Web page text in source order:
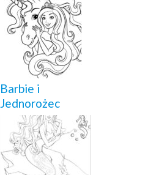
Barbie i
Jednorożec